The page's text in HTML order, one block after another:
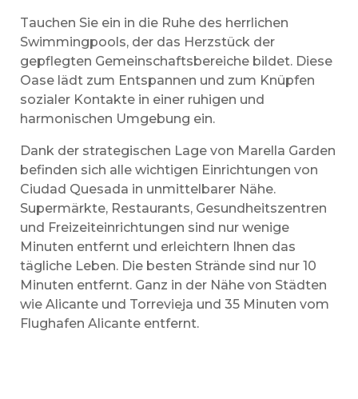
Tauchen Sie ein in die Ruhe des herrlichen
Swimmingpools, der das Herzstück der
gepflegten Gemeinschaftsbereiche bildet. Diese
Oase lädt zum Entspannen und zum Knüpfen
sozialer Kontakte in einer ruhigen und
harmonischen Umgebung ein.
Dank der strategischen Lage von Marella Garden
befinden sich alle wichtigen Einrichtungen von
Ciudad Quesada in unmittelbarer Nähe.
Supermärkte, Restaurants, Gesundheitszentren
und Freizeiteinrichtungen sind nur wenige
Minuten entfernt und erleichtern Ihnen das
tägliche Leben. Die besten Strände sind nur 10
Minuten entfernt. Ganz in der Nähe von Städten
wie Alicante und Torrevieja und 35 Minuten vom
Flughafen Alicante entfernt.